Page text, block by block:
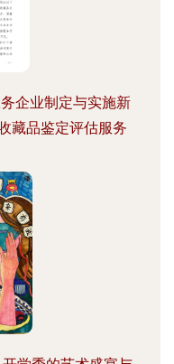
企业制定与实施新
藏品鉴定评估服务